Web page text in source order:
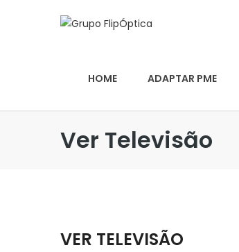
HOME ADAPTAR PME
Ver Televisão
VER TELEVISÃO